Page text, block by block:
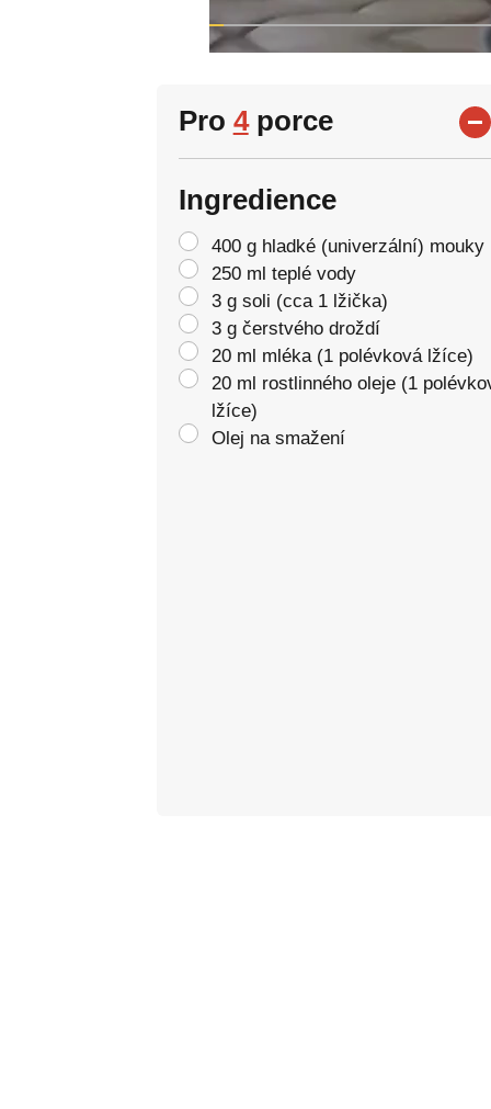
Pro 4porce
Ingredience
400 g hladké (univerzální) mouky
250 ml teplé vody
3 g soli (cca 1 lžička)
3 g čerstvého droždí
20 ml mléka (1 polévková lžíce)
20 ml rostlinného oleje (1
lžíce)
Olej na smažení